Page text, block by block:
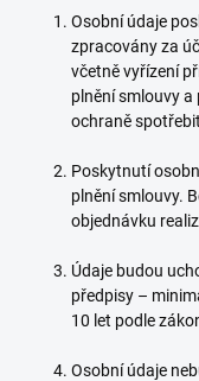
Osobní údaje
zpracovány za
včetně vyřízení
plnění smlouvy
ochraně
Poskytnutí
plnění smlouvy.
objednávku
Údaje budou
předpisy –
10 let podle
Osobní údaje